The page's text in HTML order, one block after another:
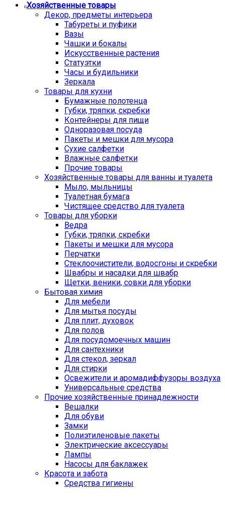
Хозяйственные товары
Декор, предметы интерьера
Табуреты и пуфики
Вазы
Чашки и бокалы
Искусственные растения
Статуэтки
Часы и будильники
Зеркала
Товары для кухни
Бумажные полотенца
Губки, тряпки, скребки
Контейнеры для пищи
Одноразовая посуда
Пакеты и мешки для мусора
Сухие салфетки
Влажные салфетки
Прочие товары
Хозяйственные товары для ванны и туалета
Мыло, мыльницы
Туалетная бумага
Чистящее средство для туалета
Товары для уборки
Ведра
Губки, тряпки, скребки
Пакеты и мешки для мусора
Перчатки
Стеклоочистители, водосгоны и скребки
Швабры и насадки для швабр
Щетки, веники, совки для уборки
Бытовая химия
Для мебели
Для мытья посуды
Для плит, духовок
Для полов
Для посудомоечных машин
Для сантехники
Для стекол, зеркал
Для стирки
Освежители и аромадиффузоры воздуха
Универсальные средства
Прочие хозяйственные принадлежности
Вешалки
Для обуви
Замки
Полиэтиленовые пакеты
Электрические аксессуары
Лампы
Насосы для баклажек
Красота и забота
Средства гигиены